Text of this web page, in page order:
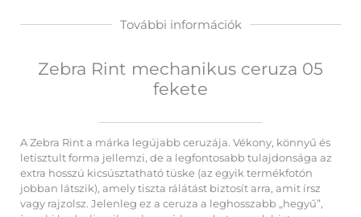
További információk
Zebra Rint mechanikus ceruza 05
fekete
A Zebra Rint a márka legújabb ceruzája. Vékony, könnyű és
letisztult forma jellemzi, de a legfontosabb tulajdonsága az
extra hosszú kicsúsztatható tüske (az egyik termékfotón
jobban látszik), amely tiszta rálátást biztosít arra, amit írsz
vagy rajzolsz. Jelenleg ez a ceruza a leghosszabb „hegyű”,